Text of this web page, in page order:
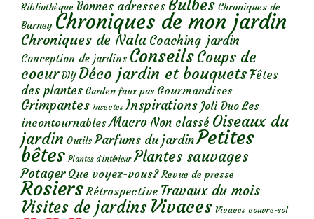
Bibliothèque Bonnes adresses Bulbes Chroniques de
Barney Chroniques de mon jardin
Chroniques de Nala Coaching-jardin
Conception de jardins ConseilsCoups de
coeur DIY Déco jardin et bouquetsFêtes
des plantes Garden faux pas Gourmandises
Grimpantes Insectes Inspirations Joli Duo Les
incontournables Macro Non classé Oiseaux du
jardin Outils Parfums du jardinPetites
bêtes Plantes d’intérieur Plantes sauvages
Potager Que voyez-vous? Revue de presse
Rosiers Rétrospective Travaux du mois
Visites de jardins Vivaces Vivaces couvre-sol